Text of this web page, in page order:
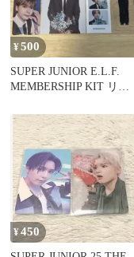
¥500
SUPER JUNIOR E.L.F.
MEMBERSHIP KIT リョ
¥450